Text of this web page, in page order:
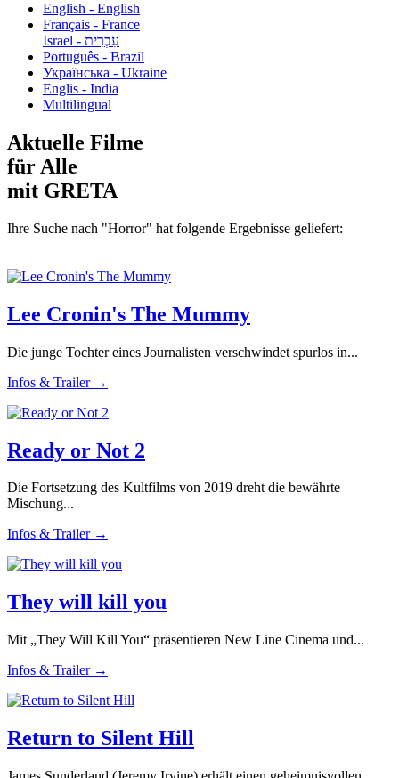
English - English
Français - France
עִבְרִית - Israel
Português - Brazil
Українська - Ukraine
Englis - India
Multilingual
Aktuelle Filme
für Alle
mit GRETA
Ihre Suche nach "Horror" hat folgende Ergebnisse geliefert:
Lee Cronin's The Mummy
Die junge Tochter eines Journalisten verschwindet spurlos in...
Infos & Trailer →
Ready or Not 2
Die Fortsetzung des Kultfilms von 2019 dreht die bewährte
Mischung...
Infos & Trailer →
They will kill you
Mit „They Will Kill You“ präsentieren New Line Cinema und...
Infos & Trailer →
Return to Silent Hill